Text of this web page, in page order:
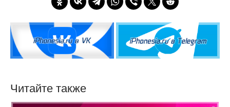
Читайте также